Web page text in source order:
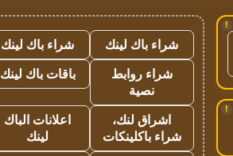
!
!
شراء باك لينك
شراء باك لينك
شراء روابط
نصية
باقات باك لينك
اشراق لنك،
شراء باكلينكات
اعلانات الباك
لينك